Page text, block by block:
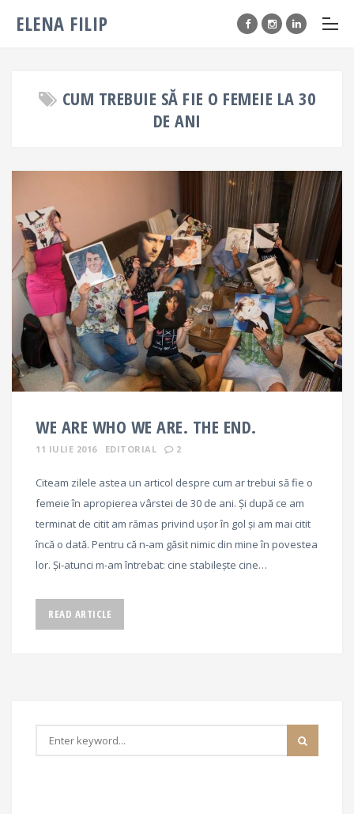
ELENA FILIP
CUM TREBUIE SĂ FIE O FEMEIE LA 30
DE ANI
WE ARE WHO WE ARE. THE END.
11 IULIE 2016 EDITORIAL 2
Citeam zilele astea un articol despre cum ar trebui să fie o
femeie în apropierea vârstei de 30 de ani. Și după ce am
terminat de citit am rămas privind ușor în gol și am mai citit
încă o dată. Pentru că n-am găsit nimic din mine în povestea
lor. Și-atunci m-am întrebat: cine stabilește cine…
READ ARTICLE